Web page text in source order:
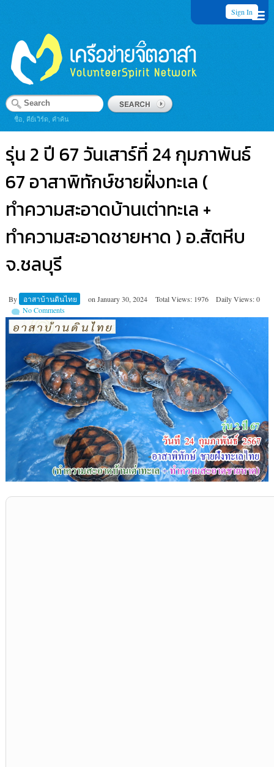
Sign In
ชื่อ, คีย์เวิร์ด, คำค้น
รุ่น 2 ปี 67 วันเสาร์ที่ 24 กุมภาพันธ์
67 อาสาพิทักษ์ชายฝั่งทะเล (
ทำความสะอาดบ้านเต่าทะเล +
ทำความสะอาดชายหาด ) อ.สัตหีบ
จ.ชลบุรี
By อาสาบ้านดินไทย on January 30, 2024 Total Views: 1976
Daily Views: 0
No Comments